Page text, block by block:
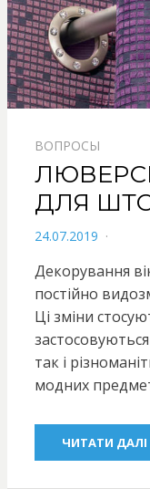
ВОПРОСЫ
ДЛЯ
POSTED
24.07.2019
Декорування
постійно
Ці зміни
так і
модних
ЧИТАТИ ДАЛІ